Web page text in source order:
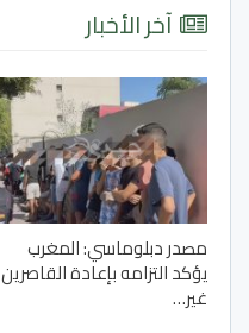
آخر الأخبار
مصدر دبلوماسي: المغرب
يؤكد التزامه بإعادة القاصرين
غير…